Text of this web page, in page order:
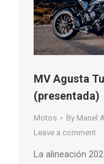
MV Agusta
(presentada)
Motos By Manel
Leave a comment
La alineación